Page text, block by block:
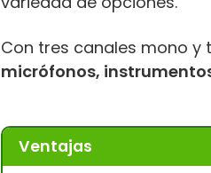
Con tres canales mono y
micrófonos,
Ventajas